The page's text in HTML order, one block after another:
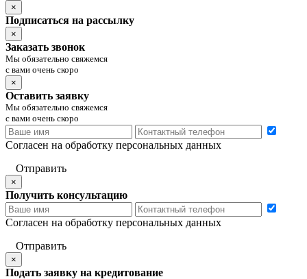
×
Подписаться на рассылку
×
Заказать звонок
Мы обязательно свяжемся
с вами очень скоро
×
Оставить заявку
Мы обязательно свяжемся
с вами очень скоро
Согласен на обработку персональных данных
Отправить
×
Получить консультацию
Согласен на обработку персональных данных
Отправить
×
Подать заявку на кредитование